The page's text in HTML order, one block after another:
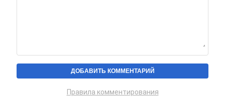
Правила комментирования